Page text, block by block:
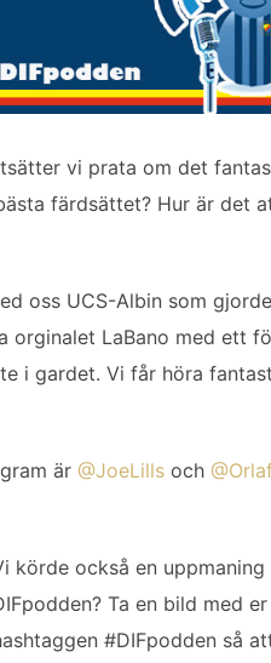
vi prata om det
färdsättet? Hur är det
oss UCS-Albin som
orginalet LaBano med ett
i gardet. Vi får höra
är @JoeLills och @Orlaf
körde också en
Ta en bild med
#DIFpodden så